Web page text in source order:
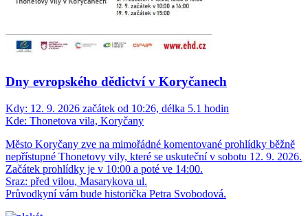
Dny evropského dědictví v Koryčanech
Kdy: 12. 9. 2026 začátek od 10:26, délka 5.1 hodin
Kde: Thonetova vila, Koryčany
Město Koryčany zve na mimořádné komentované prohlídky běžně
nepřístupné Thonetovy vily, které se uskuteční v sobotu 12. 9. 2026.
Začátek prohlídky je v 10:00 a poté ve 14:00.
Sraz: před vilou, Masarykova ul.
Průvodkyní vám bude historička Petra Svobodová.